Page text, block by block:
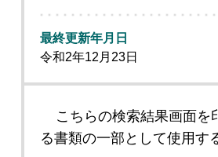
最終更新年月日
令和2年12月23日
こちらの検索結果画面
る書類の一部として使用す